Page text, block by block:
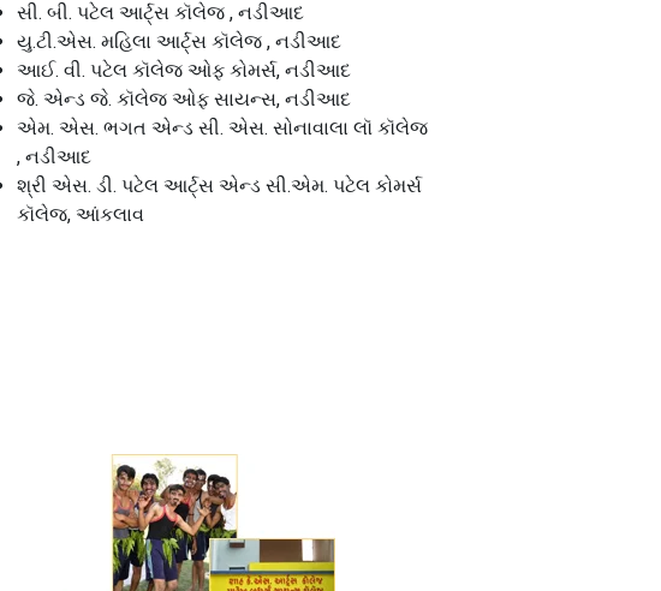
સી. બી. પટેલ આર્ટ્સ કૉલેજ , નડીઆદ
યુ.ટી.એસ. મહિલા આર્ટ્સ કૉલેજ , નડીઆદ
આઈ. વી. પટેલ કૉલેજ ઓફ કોમર્સ, નડીઆદ
જે. એન્ડ જે. કૉલેજ ઓફ સાયન્સ, નડીઆદ
એમ. એસ. ભગત એન્ડ સી. એસ. સોનાવાલા લૉ કૉલેજ
, નડીઆદ
શ્રી એસ. ડી. પટેલ આર્ટ્સ એન્ડ સી.એમ. પટેલ કોમર્સ
કૉલેજ, આંકલાવ